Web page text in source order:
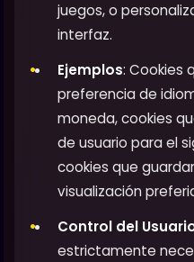
juegos, o
interfaz.
Ejemplos: Cookies
preferencia de
moneda, cookies
de usuario para el
cookies que
visualización
Control del
estrictamente